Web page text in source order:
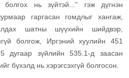
болгох нь зүйтэй...” гэж дүгнэн
гаргасан гомдлыг хангаж,
шатны шүүхийн шийдвэр,
болгож, Иргэний хуулийн 451
дугаар зүйлийн 535.1-д заасан
бүхэлд нь хэрэгсэхгүй болгосон.